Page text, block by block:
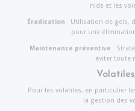
nids et les
Éradication : Utilisation de gels,
pour une
Maintenance préventive :
éviter toute
Pour les volatiles, en particulier
la gestion des